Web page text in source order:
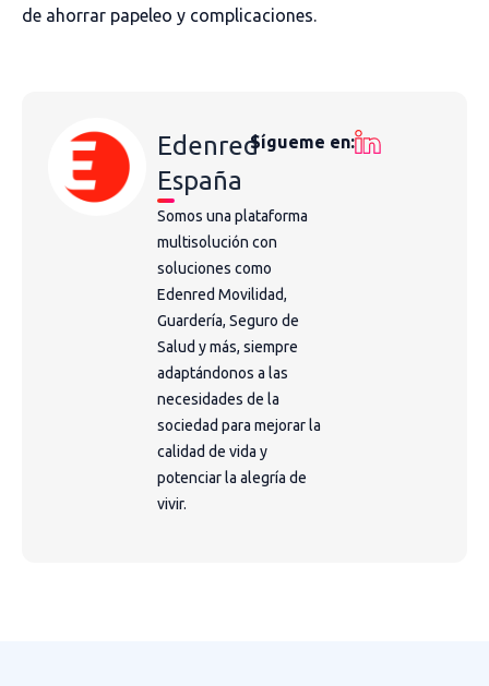
de ahorrar papeleo y complicaciones.
Edenred
España
Somos una plataforma
multisolución con
soluciones como
Edenred Movilidad,
Guardería, Seguro de
Salud y más, siempre
adaptándonos a las
necesidades de la
sociedad para mejorar la
calidad de vida y
potenciar la alegría de
vivir.
Sígueme en: